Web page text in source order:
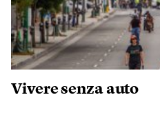
Vivere senza auto